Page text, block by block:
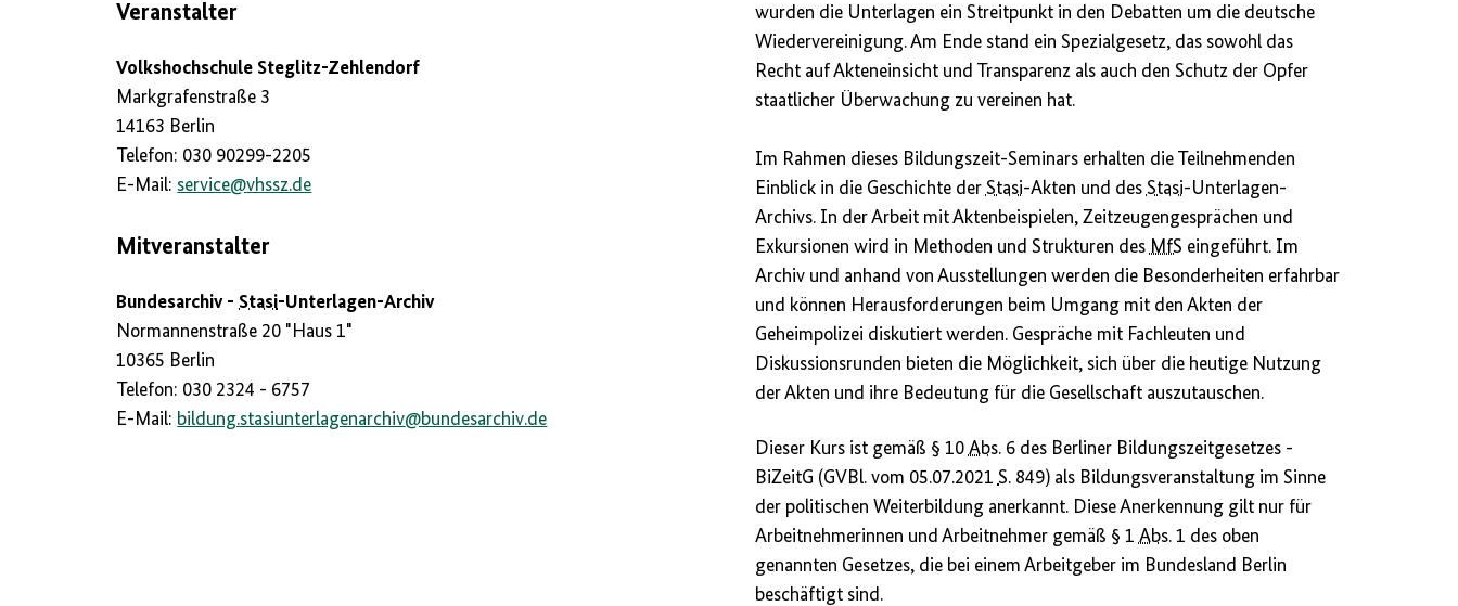
Veranstalter
Volkshochschule Steglitz-Zehlendorf
Markgrafenstraße 3
14163 Berlin
Telefon: 030 90299-2205
E-Mail: service@vhssz.de
Mitveranstalter
Bundesarchiv - Stasi-Unterlagen-Archiv
Normannenstraße 20 "Haus 1"
10365 Berlin
Telefon: 030 2324 - 6757
E-Mail: bildung.stasiunterlagenarchiv@bundesarchiv.de
wurden die Unterlagen ein Streitpunkt in den Debatten um die deutsche
Wiedervereinigung. Am Ende stand ein Spezialgesetz, das sowohl das
Recht auf Akteneinsicht und Transparenz als auch den Schutz der Opfer
staatlicher Überwachung zu vereinen hat.
Im Rahmen dieses Bildungszeit-Seminars erhalten die Teilnehmenden
Einblick in die Geschichte der Stasi-Akten und des Stasi-Unterlagen-
Archivs. In der Arbeit mit Aktenbeispielen, Zeitzeugengesprächen und
Exkursionen wird in Methoden und Strukturen des MfS eingeführt. Im
Archiv und anhand von Ausstellungen werden die Besonderheiten erfahrbar
und können Herausforderungen beim Umgang mit den Akten der
Geheimpolizei diskutiert werden. Gespräche mit Fachleuten und
Diskussionsrunden bieten die Möglichkeit, sich über die heutige Nutzung
der Akten und ihre Bedeutung für die Gesellschaft auszutauschen.
Dieser Kurs ist gemäß § 10 Abs.6 des Berliner Bildungszeitgesetzes -
BiZeitG (GVBl. vom 05.07.2021 S. 849) als Bildungsveranstaltung im Sinne
der politischen Weiterbildung anerkannt. Diese Anerkennung gilt nur für
Arbeitnehmerinnen und Arbeitnehmer gemäß § 1 Abs.1 des oben
genannten Gesetzes, die bei einem Arbeitgeber im Bundesland Berlin
beschäftigt sind.